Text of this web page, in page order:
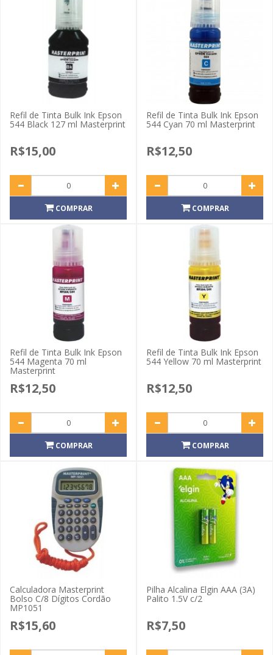
Refil de Tinta Bulk Ink Epson
544 Black 127 ml Masterprint
R$15,00
COMPRAR
Refil de Tinta Bulk Ink Epson
544 Cyan 70 ml Masterprint
R$12,50
COMPRAR
Refil de Tinta Bulk Ink Epson
544 Magenta 70 ml
Masterprint
R$12,50
COMPRAR
Refil de Tinta Bulk Ink Epson
544 Yellow 70 ml Masterprint
R$12,50
COMPRAR
Calculadora Masterprint
Bolso C/8 Dígitos Cordão
MP1051
R$15,60
Pilha Alcalina Elgin AAA (3A)
Palito 1.5V c/2
R$7,50